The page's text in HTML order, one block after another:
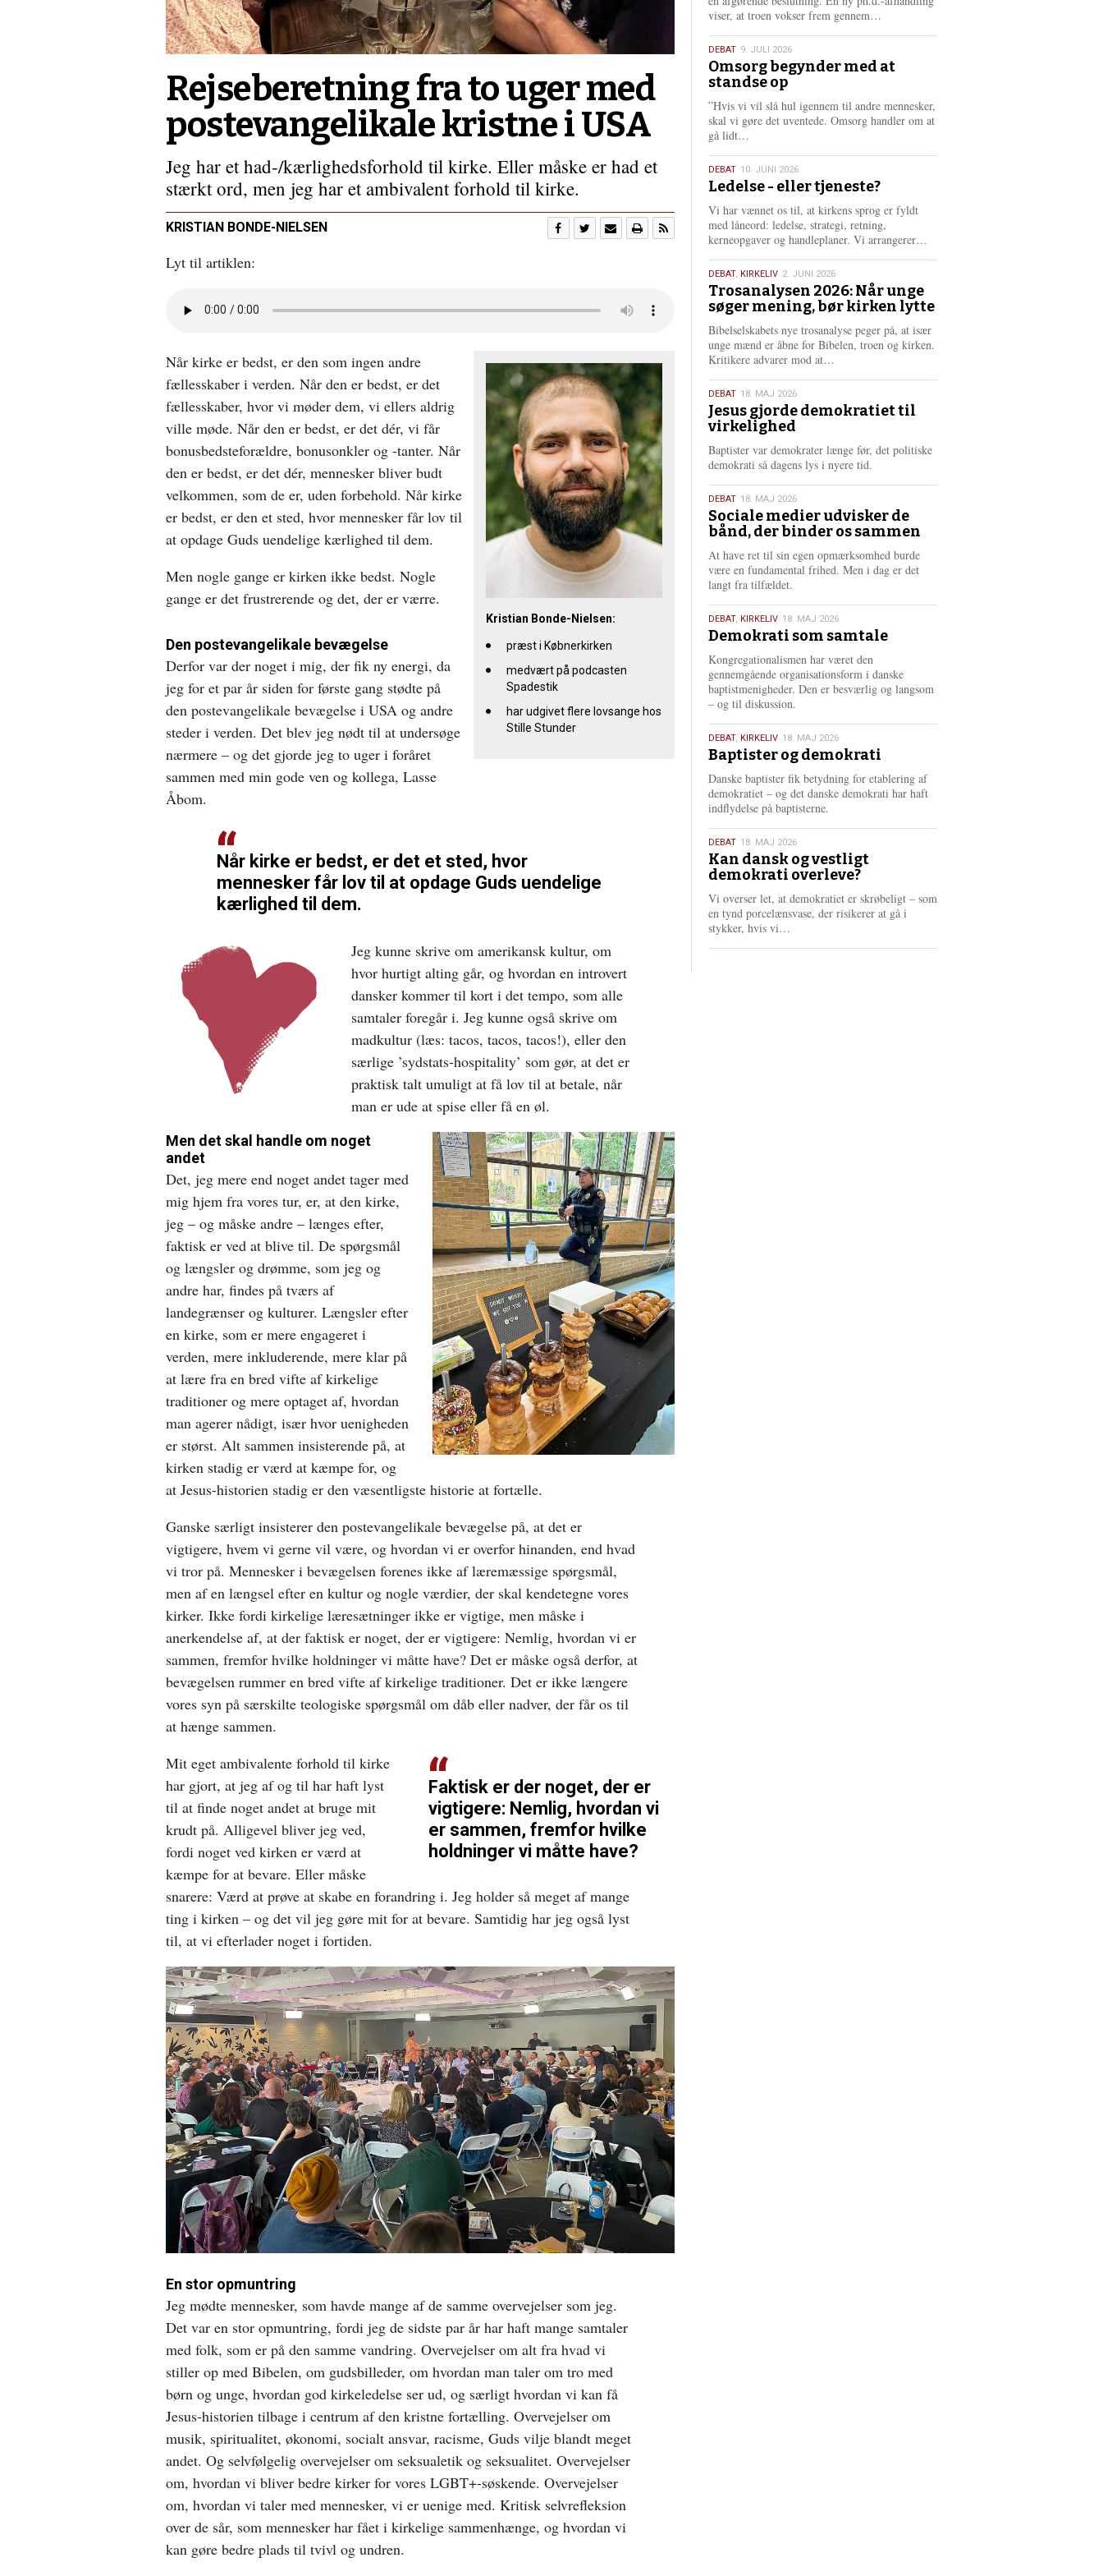
Rejseberetning fra to uger med
postevangelikale kristne i USA
Jeg har et had-/kærlighedsforhold til kirke. Eller måske er had et
stærkt ord, men jeg har et ambivalent forhold til kirke.
KRISTIAN BONDE-NIELSEN
Lyt til artiklen:
vindue
Kristian Bonde-Nielsen:
præst i Købnerkirken
medvært på podcasten
Spadestik
har udgivet flere lovsange hos
Stille Stunder
Når kirke er bedst, er den som ingen andre
fællesskaber i verden. Når den er bedst, er det
fællesskaber, hvor vi møder dem, vi ellers aldrig
ville møde. Når den er bedst, er det dér, vi får
bonusbedsteforældre, bonusonkler og -tanter. Når
den er bedst, er det dér, mennesker bliver budt
velkommen, som de er, uden forbehold. Når kirke
er bedst, er den et sted, hvor mennesker får lov til
at opdage Guds uendelige kærlighed til dem.
Men nogle gange er kirken ikke bedst. Nogle
gange er det frustrerende og det, der er værre.
Den postevangelikale bevægelse
Derfor var der noget i mig, der fik ny energi, da
jeg for et par år siden for første gang stødte på
den postevangelikale bevægelse i USA og andre
steder i verden. Det blev jeg nødt til at undersøge
nærmere – og det gjorde jeg to uger i foråret
sammen med min gode ven og kollega, Lasse
Åbom.
Når kirke er bedst, er det et sted, hvor
mennesker får lov til at opdage Guds uendelige
kærlighed til dem.
Jeg kunne skrive om amerikansk kultur, om
hvor hurtigt alting går, og hvordan en introvert
dansker kommer til kort i det tempo, som alle
samtaler foregår i. Jeg kunne også skrive om
madkultur (læs: tacos, tacos, tacos!), eller den
særlige ’sydstats-hospitality’ som gør, at det er
praktisk talt umuligt at få lov til at betale, når
man er ude at spise eller få en øl.
Men det skal handle om noget
andet
Det, jeg mere end noget andet tager med
mig hjem fra vores tur, er, at den kirke,
jeg – og måske andre – længes efter,
faktisk er ved at blive til. De spørgsmål
og længsler og drømme, som jeg og
andre har, findes på tværs af
landegrænser og kulturer. Længsler efter
en kirke, som er mere engageret i
verden, mere inkluderende, mere klar på
at lære fra en bred vifte af kirkelige
traditioner og mere optaget af, hvordan
man agerer nådigt, især hvor uenigheden
er størst. Alt sammen insisterende på, at
kirken stadig er værd at kæmpe for, og
at Jesus-historien stadig er den væsentligste historie at fortælle.
Ganske særligt insisterer den postevangelikale bevægelse på, at det er
vigtigere, hvem vi gerne vil være, og hvordan vi er overfor hinanden, end hvad
vi tror på. Mennesker i bevægelsen forenes ikke af læremæssige spørgsmål,
men af en længsel efter en kultur og nogle værdier, der skal kendetegne vores
kirker. Ikke fordi kirkelige læresætninger ikke er vigtige, men måske i
anerkendelse af, at der faktisk er noget, der er vigtigere: Nemlig, hvordan vi er
sammen, fremfor hvilke holdninger vi måtte have? Det er måske også derfor, at
bevægelsen rummer en bred vifte af kirkelige traditioner. Det er ikke længere
vores syn på særskilte teologiske spørgsmål om dåb eller nadver, der får os til
at hænge sammen.
Faktisk er der noget, der er
vigtigere: Nemlig, hvordan vi
er sammen, fremfor hvilke
holdninger vi måtte have?
Mit eget ambivalente forhold til kirke
har gjort, at jeg af og til har haft lyst
til at finde noget andet at bruge mit
krudt på. Alligevel bliver jeg ved,
fordi noget ved kirken er værd at
kæmpe for at bevare. Eller måske
snarere: Værd at prøve at skabe en forandring i. Jeg holder så meget af mange
ting i kirken – og det vil jeg gøre mit for at bevare. Samtidig har jeg også lyst
til, at vi efterlader noget i fortiden.
En stor opmuntring
Jeg mødte mennesker, som havde mange af de samme overvejelser som jeg.
Det var en stor opmuntring, fordi jeg de sidste par år har haft mange samtaler
med folk, som er på den samme vandring. Overvejelser om alt fra hvad vi
stiller op med Bibelen, om gudsbilleder, om hvordan man taler om tro med
børn og unge, hvordan god kirkeledelse ser ud, og særligt hvordan vi kan få
Jesus-historien tilbage i centrum af den kristne fortælling. Overvejelser om
musik, spiritualitet, økonomi, socialt ansvar, racisme, Guds vilje blandt meget
andet. Og selvfølgelig overvejelser om seksualetik og seksualitet. Overvejelser
om, hvordan vi bliver bedre kirker for vores LGBT+-søskende. Overvejelser
om, hvordan vi taler med mennesker, vi er uenige med. Kritisk selvrefleksion
over de sår, som mennesker har fået i kirkelige sammenhænge, og hvordan vi
kan gøre bedre plads til tvivl og undren.
viser, at troen vokser frem gennem…
e
e
9.
juli
2026
DEBAT 9. JULI 2026
Omsorg begynder med at
standse op
”Hvis vi vil slå hul igennem til andre mennesker,
skal vi gøre det uventede. Omsorg handler om at
gå lidt…
s
e
r
e
10.
juni
2026
DEBAT 10. JUNI 2026
Ledelse - eller tjeneste?
Vi har vænnet os til, at kirkens sprog er fyldt
med låneord: ledelse, strategi, retning,
kerneopgaver og handleplaner. Vi arrangerer…
r
e
2.
juni
2026
DEBAT, KIRKELIV 2. JUNI 2026
Trosanalysen 2026: Når unge
søger mening, bør kirken lytte
Bibelselskabets nye trosanalyse peger på, at især
unge mænd er åbne for Bibelen, troen og kirken.
Kritikere advarer mod at…
e
e
18.
maj
2026
DEBAT 18. MAJ 2026
Jesus gjorde demokratiet til
virkelighed
Baptister var demokrater længe før, det politiske
demokrati så dagens lys i nyere tid.
18.
maj
2026
DEBAT 18. MAJ 2026
Sociale medier udvisker de
bånd, der binder os sammen
At have ret til sin egen opmærksomhed burde
være en fundamental frihed. Men i dag er det
langt fra tilfældet.
18.
maj
2026
DEBAT, KIRKELIV 18. MAJ 2026
Demokrati som samtale
Kongregationalismen har været den
gennemgående organisationsform i danske
baptistmenigheder. Den er besværlig og langsom
– og til diskussion.
18.
maj
2026
DEBAT, KIRKELIV 18. MAJ 2026
Baptister og demokrati
Danske baptister fik betydning for etablering af
demokratiet – og det danske demokrati har haft
indflydelse på baptisterne.
18.
maj
2026
DEBAT 18. MAJ 2026
Kan dansk og vestligt
demokrati overleve?
Vi overser let, at demokratiet er skrøbeligt – som
en tynd porcelænsvase, der risikerer at gå i
stykker, hvis vi…